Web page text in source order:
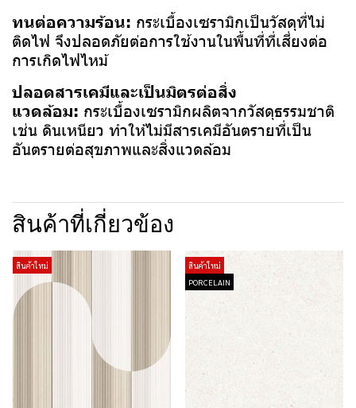
ทนต่อความร้อน: กระเบื้องเซรามิกเป็นวัสดุที่ไม่
ติดไฟ จึงปลอดภัยต่อการใช้งานในพื้นที่ที่เสี่ยงต่อ
การเกิดไฟไหม้
ปลอดสารเคมีและเป็นมิตรต่อสิ่ง
แวดล้อม: กระเบื้องเซรามิกผลิตจากวัสดุธรรมชาติ
เช่น ดินเหนียว ทำให้ไม่มีสารเคมีอันตรายที่เป็น
อันตรายต่อสุขภาพและสิ่งแวดล้อม
สินค้าที่เกี่ยวข้อง
สินค้าใหม่
สินค้าใหม่
PORCELAIN